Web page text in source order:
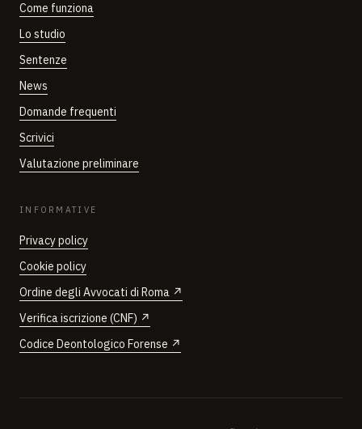
Come funziona
Lo studio
Sentenze
News
Domande frequenti
Scrivici
Valutazione preliminare
INFORMATIVE
Privacy policy
Cookie policy
Ordine degli Avvocati di Roma ↗
Verifica iscrizione (CNF) ↗
Codice Deontologico Forense ↗